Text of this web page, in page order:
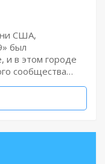
США,
был
и в этом городе
сообщества…